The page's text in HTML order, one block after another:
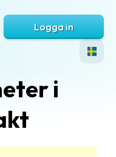
Logga in
i